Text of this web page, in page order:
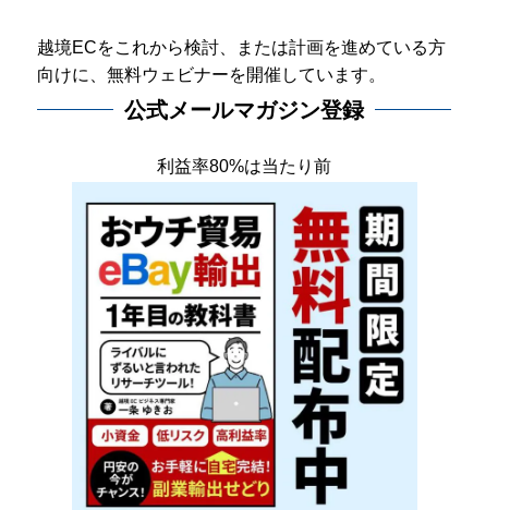
越境ECをこれから検討、または計画を進めている方
向けに、無料ウェビナーを開催しています。
公式メールマガジン登録
利益率80%は当たり前